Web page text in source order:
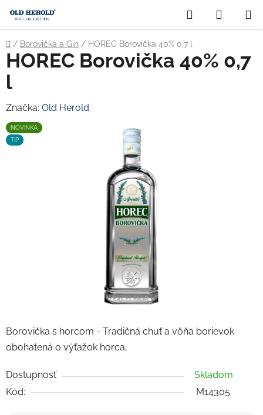
obsah
Hľadať
KOŠÍK
Domov
/ Borovička a Gin / HOREC Borovička 40% 0,7 l
Borovička s horcom - Tradičná chuť a vôňa borievok
obohatená o výťažok horca,
Dostupnosť
Skladom
Kód:
M14305
HOREC Borovička 40% 0,7
l
Značka: Old Herold
NOVINKA
TIP